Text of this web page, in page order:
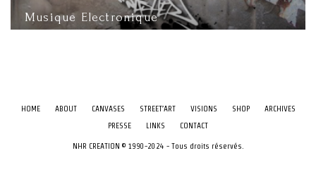
Musique Electronique
HOME ABOUT CANVASES STREET’ART VISIONS SHOP
ARCHIVES
PRESSE
LINKS CONTACT
NHR CREATION © 1990-2024 - Tous droits réservés.